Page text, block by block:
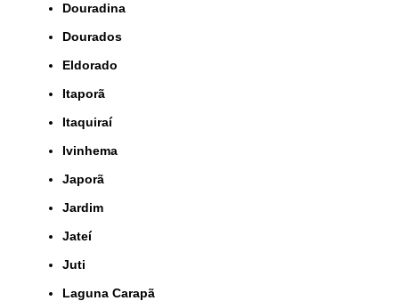
Douradina
Dourados
Eldorado
Itaporã
Itaquiraí
Ivinhema
Japorã
Jardim
Jateí
Juti
Laguna Carapã